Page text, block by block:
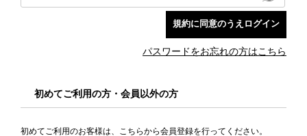
パスワードをお忘れの方はこちら
初めてご利用の方・会員以外の方
初めてご利用のお客様は、こちらから会員登録を行ってください。